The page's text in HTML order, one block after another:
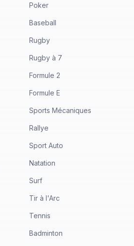
Poker
Baseball
Rugby
Rugby à 7
Formule 2
Formule E
Sports Mécaniques
Rallye
Sport Auto
Natation
Surf
Tir à l'Arc
Tennis
Badminton